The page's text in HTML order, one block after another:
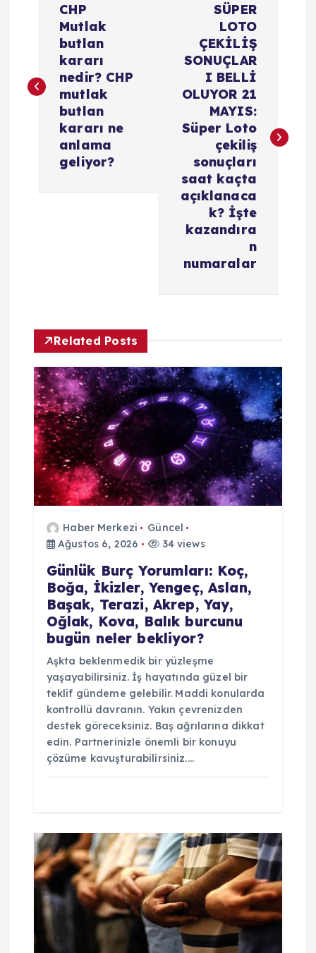
ı
s
CHP
Mutlak
butlan
kararı
nedir? CHP
mutlak
butlan
kararı ne
anlama
geliyor?
SÜPER
LOTO
ÇEKİLİŞ
SONUÇLAR
I BELLİ
OLUYOR 21
MAYIS:
Süper Loto
çekiliş
sonuçları
saat kaçta
açıklanaca
k? İşte
kazandıra
n
numaralar
Related Posts
Haber Merkezi
Güncel
Ağustos 6, 2026
34 views
Günlük Burç Yorumları: Koç,
Boğa, İkizler, Yengeç, Aslan,
Başak, Terazi, Akrep, Yay,
Oğlak, Kova, Balık burcunu
bugün neler bekliyor?
Aşkta beklenmedik bir yüzleşme
yaşayabilirsiniz. İş hayatında güzel bir
teklif gündeme gelebilir. Maddi konularda
kontrollü davranın. Yakın çevrenizden
destek göreceksiniz. Baş ağrılarına dikkat
edin. Partnerinizle önemli bir konuyu
çözüme kavuşturabilirsiniz.…